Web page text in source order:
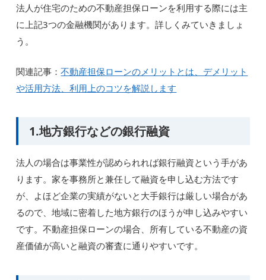
法人が住宅のための不動産担保ローンを利用する際には主
に上記3つの金融機関があります。詳しくみていきましょ
う。
関連記事：不動産担保ローンのメリットとは、デメリット
や活用方法、利用上のコツを解説します
1.地方銀行などの銀行融資
法人の場合は事業性が認められれば銀行融資という手があ
ります。家を事務所と兼任して融資を申し込む方法です
が、よほど企業の実績がないと大手銀行は厳しい場合があ
るので、地域に密着した地方銀行のほうが申し込みやすい
です。不動産担保ローンの場合、所有している不動産の資
産価値が高いと融資の審査に通りやすいです。